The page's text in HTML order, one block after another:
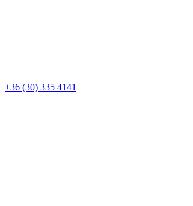
+36 (30) 335 4141